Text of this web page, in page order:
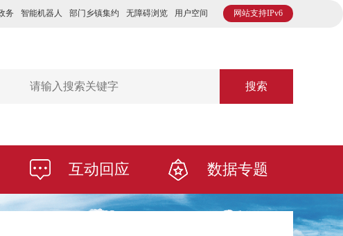
网站支持IPv6
务 智能机器人 部门乡镇集约 无障碍浏览 用户空间
搜索
互动回应 数据专题